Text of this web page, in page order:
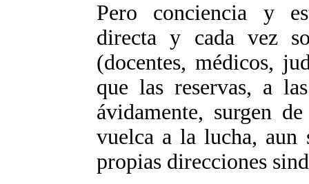
Pero conciencia y
directa y cada vez
(docentes, médicos,
que las reservas, a
ávidamente, surgen
vuelca a la lucha, aun
propias direcciones